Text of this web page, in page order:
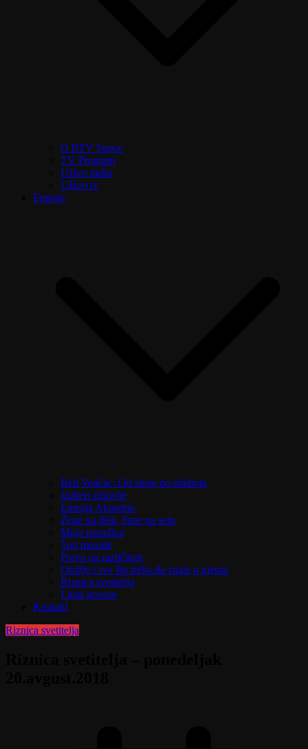
O RTV Sunce
TV Program
Uživo radio
Uživo tv
Emisije
Beli Venčac: Od stene do simbola
Izaberi zdravlje
Emisija Aktuelno
Žene na delu, žene na selu
Moja porodica
Top mozaik
Pravo na različitost
Oružje i sve što treba da znate o njemu
Riznica svetitelja
Ljudi govore
Kontakt
Riznica svetitelja